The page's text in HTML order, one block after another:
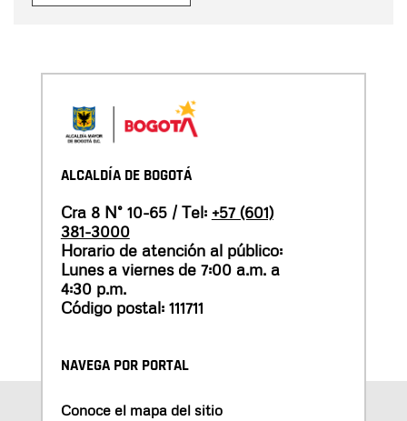
ALCALDÍA DE BOGOTÁ
Cra 8 N° 10-65 / Tel: +57 (601)
381-3000
Horario de atención al público:
Lunes a viernes de 7:00 a.m. a
4:30 p.m.
Código postal: 111711
NAVEGA POR PORTAL
Conoce el mapa del sitio